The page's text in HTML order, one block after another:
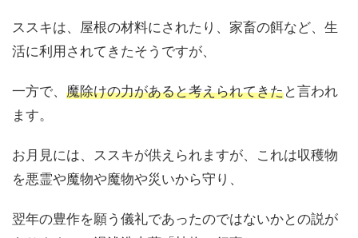
ススキは、屋根の材料にされたり、家畜の餌など、生
活に利用されてきたそうですが、
一方で、 魔除けの力があると考えられてきたと言われ
ます。
お月見には、ススキが供えられますが、これは収穫物
を悪霊や魔物や魔物や災いから守り、
翌年の豊作を願う儀礼であったのではないかとの説が